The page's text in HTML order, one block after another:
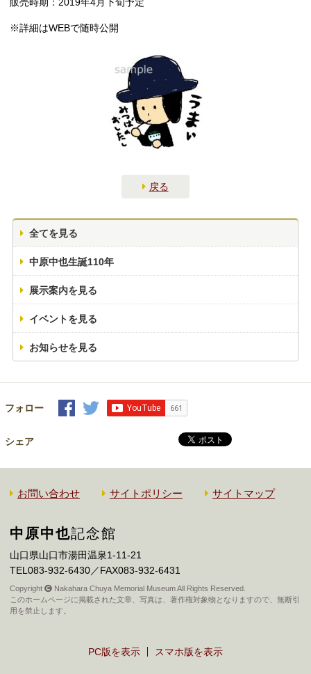
全てを見る
中原中也生誕110年
展示案内を見る
イベントを見る
お知らせを見る
※詳細はWEBで随時公開
戻る
フォロー
シェア
お問い合わせ サイトポリシー サイトマップ
中原中也記念館
山口県山口市湯田温泉1-11-21
TEL083-932-6430／FAX083-932-6431
Copyright
Nakahara Chuya Memorial Museum All Rights Reserved.
このホームページに掲載された文章、写真は、著作権対象物となりますので、無断引
用を禁止します。
PC版を表示 スマホ版を表示